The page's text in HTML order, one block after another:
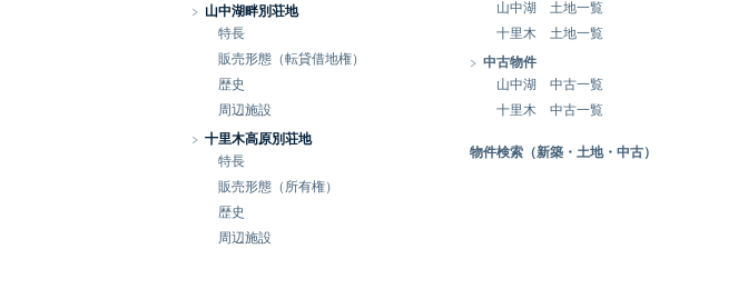
山中湖畔別荘地
特長
販売形態（転貸借地権）
歴史
周辺施設
十里木高原別荘地
特長
販売形態（所有権）
歴史
周辺施設
山中湖 土地一覧
十里木 土地一覧
中古物件
山中湖 中古一覧
十里木 中古一覧
物件検索（新築・土地・中古）